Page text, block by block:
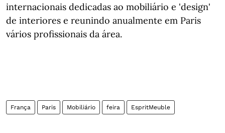
internacionais dedicadas ao mobiliário e 'design'
de interiores e reunindo anualmente em Paris
vários profissionais da área.
França Paris Mobiliário feira EspritMeuble